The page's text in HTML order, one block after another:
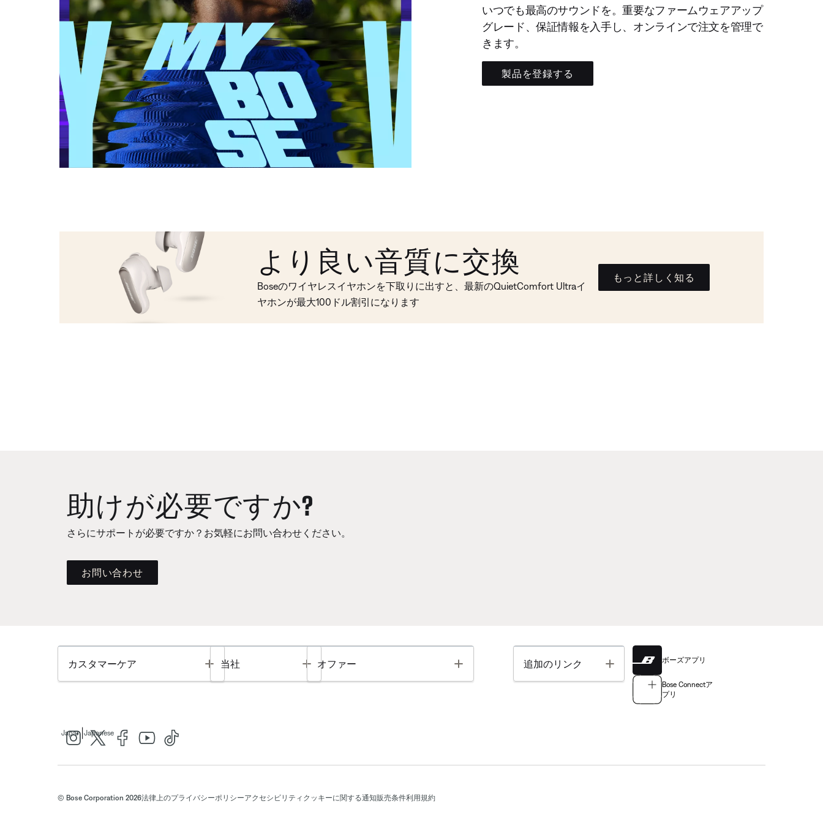
いつでも最高のサウンドを。重要なファームウェアアップ
グレード、保証情報を入手し、オンラインで注文を管理で
きます。
製品を登録する
より良い音質に交換
Boseのワイヤレスイヤホンを下取りに出すと、最新のQuietComfort Ultraイ
ヤホンが最大100ドル割引になります
もっと詳しく知る
助けが必要ですか?
さらにサポートが必要ですか？お気軽にお問い合わせください。
お問い合わせ
カスタマーケア Toggle
当社 Toggle
オファー Toggle 追加のリンク Toggle ボーズアプリ
Bose Connectア
プリ
Japan Japanese
© Bose Corporation 2026法律上のプライバシーポリシーアクセシビリティ クッキーに関する通知販売条件利用規約